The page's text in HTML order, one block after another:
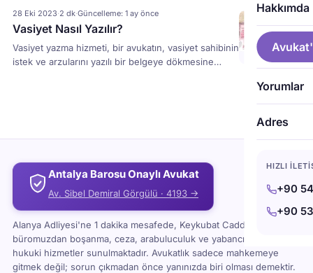
Hakkımda
Yorumlar
Adres
HIZLI
+90
+90
28 Eki 2023·2 dk·Güncelleme: 1 ay önce
Vasiyet Nasıl Yazılır?
Vasiyet yazma hizmeti, bir avukatın, vasiyet sahibinin
istek ve arzularını yazılı bir belgeye dökmesine
Antalya Barosu Onaylı Avukat
Av. Sibel Demiral Görgülü · 4193 →
Alanya Adliyesi'ne 1 dakika mesafede, Keykubat Caddesi'ndeki
büromuzdan boşanma, ceza, arabuluculuk ve yabancı uyruklu
hukuki hizmetler sunulmaktadır. Avukatlık sadece mahkemeye
gitmek değil; sorun çıkmadan önce yanınızda biri olması demektir.